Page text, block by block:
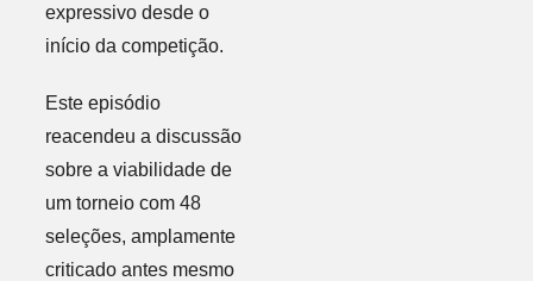
expressivo desde o
início da competição.
Este episódio
reacendeu a discussão
sobre a viabilidade de
um torneio com 48
seleções, amplamente
criticado antes mesmo